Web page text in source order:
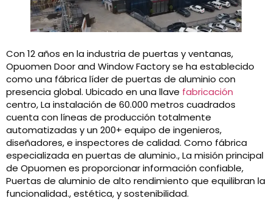
Con 12 años en la industria de puertas y ventanas,
Opuomen Door and Window Factory se ha establecido
como una fábrica líder de puertas de aluminio con
presencia global. Ubicado en una llave fabricación
centro, La instalación de 60.000 metros cuadrados
cuenta con líneas de producción totalmente
automatizadas y un 200+ equipo de ingenieros,
diseñadores, e inspectores de calidad. Como fábrica
especializada en puertas de aluminio., La misión principal
de Opuomen es proporcionar información confiable,
Puertas de aluminio de alto rendimiento que equilibran la
funcionalidad., estética, y sostenibilidad.